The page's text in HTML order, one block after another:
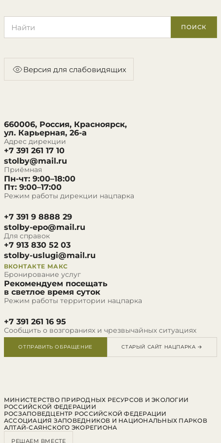
ПОИСК
Версия для слабовидящих
660006, Россия, Красноярск,
ул. Карьерная, 26-а
Адрес дирекции
+7 391 261 17 10
stolby@mail.ru
Приёмная
Пн-чт: 9:00–18:00
Пт: 9:00–17:00
Режим работы дирекции нацпарка
+7 391 9 8888 29
stolby-epo@mail.ru
Для справок
+7 913 830 52 03
stolby-uslugi@mail.ru
ВКОНТАКТЕ МАКС
Бронирование услуг
Рекомендуем посещать
в светлое время суток
Режим работы территории нацпарка
+7 391 261 16 95
Сообщить о возгораниях и чрезвычайных ситуациях
ОТПРАВИТЬ ОБРАЩЕНИЕ СТАРЫЙ САЙТ НАЦПАРКА →
МИНИСТЕРСТВО ПРИРОДНЫХ РЕСУРСОВ И ЭКОЛОГИИ
РОССИЙСКОЙ ФЕДЕРАЦИИ
РОСЗАПОВЕДЦЕНТР РОССИЙСКОЙ ФЕДЕРАЦИИ
АССОЦИАЦИЯ ЗАПОВЕДНИКОВ И НАЦИОНАЛЬНЫХ ПАРКОВ
АЛТАЙ-САЯНСКОГО ЭКОРЕГИОНА
РЕШАЕМ ВМЕСТЕ